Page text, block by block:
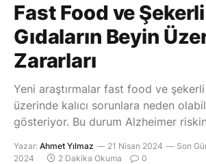
Fast Food ve Şekerli
Gıdaların Beyin
Zararları
Yeni araştırmalar fast food ve
üzerinde kalıcı sorunlara neden
gösteriyor. Bu durum Alzheimer
Yazar: Ahmet Yılmaz 21 Nisan 2024 Son
2024
2 Dakika Okuma 0